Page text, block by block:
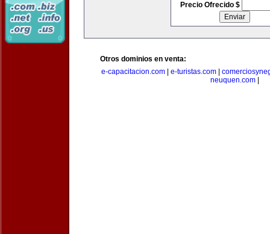
Precio Ofrecido $
Otros dominios en venta:
e-capacitacion.com
e-turistas.com
neuquen.com|